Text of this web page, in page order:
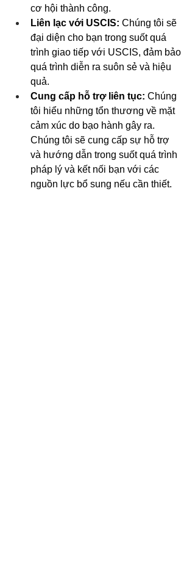
cơ hội thành công.
Liên lạc với USCIS: Chúng tôi sẽ
đại diện cho bạn trong suốt quá
trình giao tiếp với USCIS, đảm bảo
quá trình diễn ra suôn sẻ và hiệu
quả.
Cung cấp hỗ trợ liên tục: Chúng
tôi hiểu những tổn thương về mặt
cảm xúc do bạo hành gây ra.
Chúng tôi sẽ cung cấp sự hỗ trợ
và hướng dẫn trong suốt quá trình
pháp lý và kết nối bạn với các
nguồn lực bổ sung nếu cần thiết.